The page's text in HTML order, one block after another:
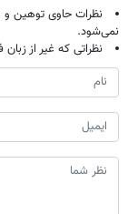
نظرات حاوی توهین
نمی‌شود.
نظراتی که غیر از